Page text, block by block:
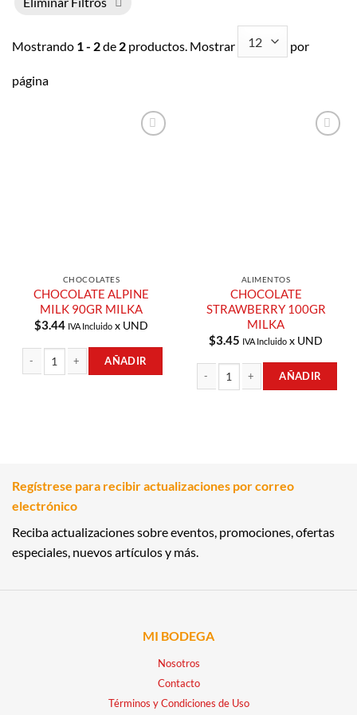
Mostrando 1 - 2de 2 productos. Mostrar por
página
CHOCOLATES
CHOCOLATE ALPINE
MILK 90GR MILKA
$3.44 IVA Incluido x UND
CHOCOLATE ALPINE MILK 90GR MILKA cantidad
AÑADIR
ALIMENTOS
CHOCOLATE
STRAWBERRY 100GR
MILKA
$3.45 IVA Incluido x UND
AÑADIR
Regístrese para recibir actualizaciones por correo
electrónico
Reciba actualizaciones sobre eventos, promociones, ofertas
especiales, nuevos artículos y más.
MI BODEGA
Nosotros
Contacto
Términos y Condiciones de Uso